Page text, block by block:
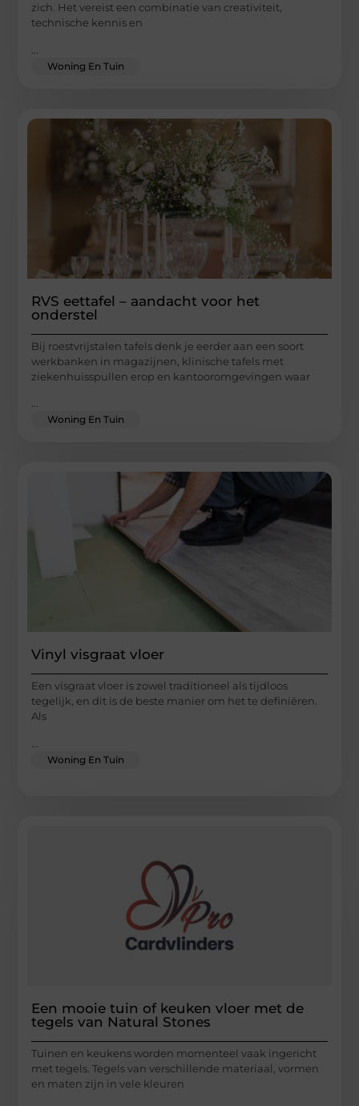
zich. Het vereist een combinatie van creativiteit,
technische kennis en
Woning En Tuin
RVS eettafel – aandacht voor het
onderstel
Bij roestvrijstalen tafels denk je eerder aan een soort
werkbanken in magazijnen, klinische tafels met
ziekenhuisspullen erop en kantooromgevingen waar
Woning En Tuin
Vinyl visgraat vloer
Een visgraat vloer is zowel traditioneel als tijdloos
tegelijk, en dit is de beste manier om het te definiëren.
Als
Woning En Tuin
Een mooie tuin of keuken vloer met de
tegels van Natural Stones
Tuinen en keukens worden momenteel vaak ingericht
met tegels. Tegels van verschillende materiaal, vormen
en maten zijn in vele kleuren